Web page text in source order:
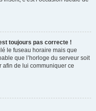
toujours pas correcte !
le fuseau horaire mais que
que l’horloge du serveur soit
afin de lui communiquer ce